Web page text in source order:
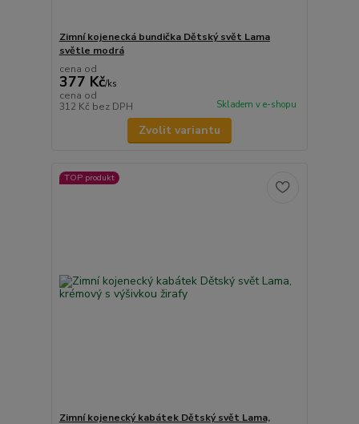
Zimní kojenecká bundička Dětský svět Lama
světle modrá
cena od
377 Kč/ks
cena od
312 Kč bez DPH Skladem v e-shopu
Zvolit variantu
TOP produkt
Zimní kojenecký kabátek Dětský svět Lama,